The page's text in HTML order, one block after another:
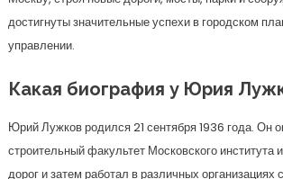
достигнуты значительные успехи в городском
управлении.
Какая биография у Юрия
Юрий Лужков родился 21 сентября 1936 года. Он
строительный факультет Московского института
дорог и затем работал в различных организациях